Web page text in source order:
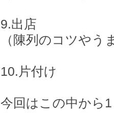
9.出店
（陳列のコツやう
10.片付け
今回はこの中から